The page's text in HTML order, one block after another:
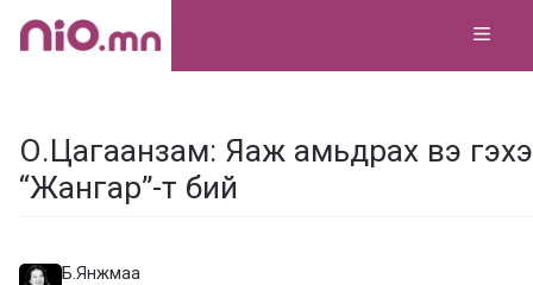
Skip
О.Цагаанзам: Яаж амьдрах вэ
“Жангар”-т бий
Б.Янжмаа